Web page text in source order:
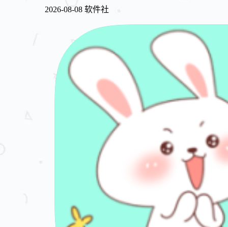
2026-08-08 软件社